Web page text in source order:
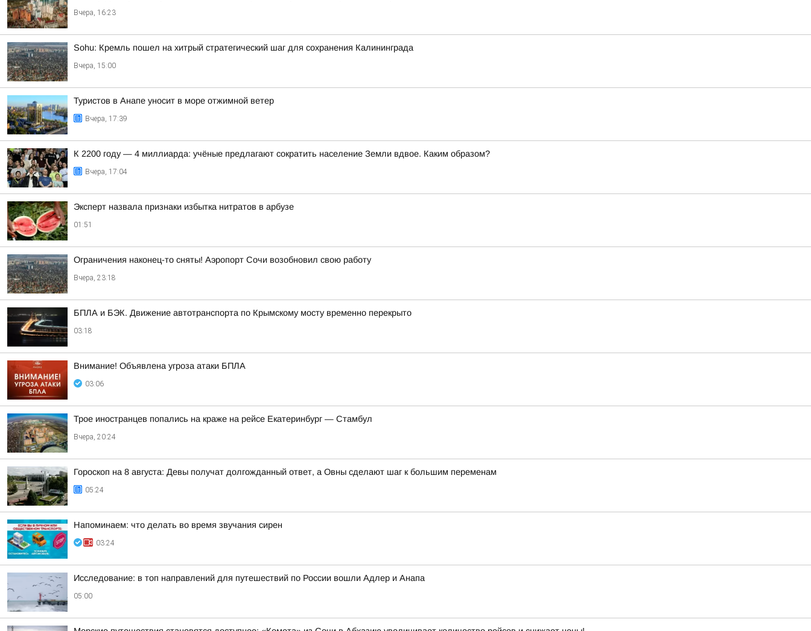
Вчера, 16:23
Sohu: Кремль пошел на хитрый стратегический шаг для сохранения Калининграда
Вчера, 15:00
Туристов в Анапе уносит в море отжимной ветер
Вчера, 17:39
К 2200 году — 4 миллиарда: учёные предлагают сократить население Земли вдвое. Каким образом?
Вчера, 17:04
Эксперт назвала признаки избытка нитратов в арбузе
01:51
Ограничения наконец-то сняты! Аэропорт Сочи возобновил свою работу
Вчера, 23:18
БПЛА и БЭК. Движение автотранспорта по Крымскому мосту временно перекрыто
03:18
Внимание! Объявлена угроза атаки БПЛА
03:06
Трое иностранцев попались на краже на рейсе Екатеринбург — Стамбул
Вчера, 20:24
Гороскоп на 8 августа: Девы получат долгожданный ответ, а Овны сделают шаг к большим переменам
05:24
Напоминаем: что делать во время звучания сирен
03:24
Исследование: в топ направлений для путешествий по России вошли Адлер и Анапа
05:00